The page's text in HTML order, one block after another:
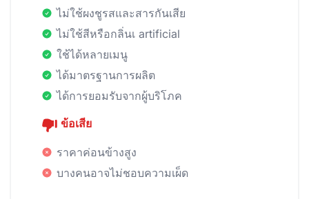
ไม่ใช้ผงชูรสและสารกันเสีย
ไม่ใช้สีหรือกลิ่นเ artificial
ใช้ได้หลายเมนู
ได้มาตรฐานการผลิต
ได้การยอมรับจากผู้บริโภค
ข้อเสีย
ราคาค่อนข้างสูง
บางคนอาจไม่ชอบความเผ็ด